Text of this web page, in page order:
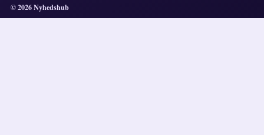
© 2026 Nyhedshub